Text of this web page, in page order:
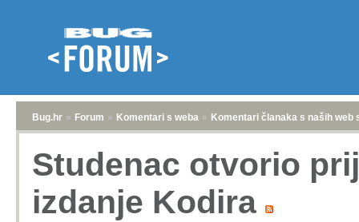
Bug.hr » Forum » Komentari s weba » Komentari članaka s naših web
Studenac otvorio
izdanje Kodira